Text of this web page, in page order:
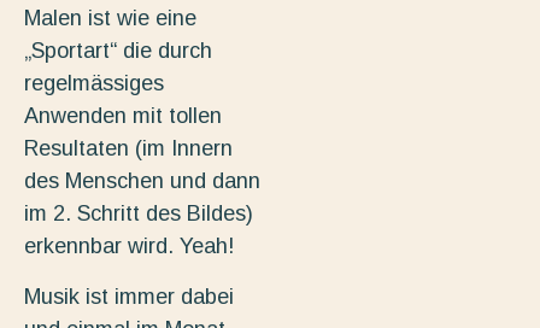
Malen ist wie eine
„Sportart“ die durch
regelmässiges
Anwenden mit tollen
Resultaten (im Innern
des Menschen und dann
im 2. Schritt des Bildes)
erkennbar wird. Yeah!
Musik ist immer dabei